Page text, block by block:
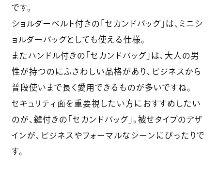
です。
ショルダーベルト付きの「セカンドバッグ」は、ミニシ
ョルダーバッグとしても使える仕様。
またハンドル付きの「セカンドバッグ」は、大人の男
性が持つのにふさわしい品格があり、ビジネスから
普段使いまで長く愛用できるものが多いですね。
セキュリティ面を重要視したい方におすすめしたい
のが、鍵付きの「セカンドバッグ」。被せタイプのデザ
インが、ビジネスやフォーマルなシーンにぴったりで
す。